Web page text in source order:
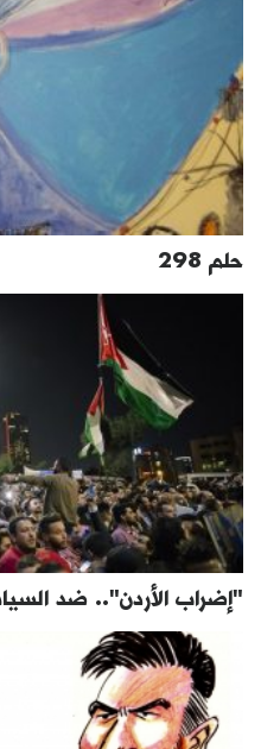
حلم 298
"إضراب الأردن".. ضد